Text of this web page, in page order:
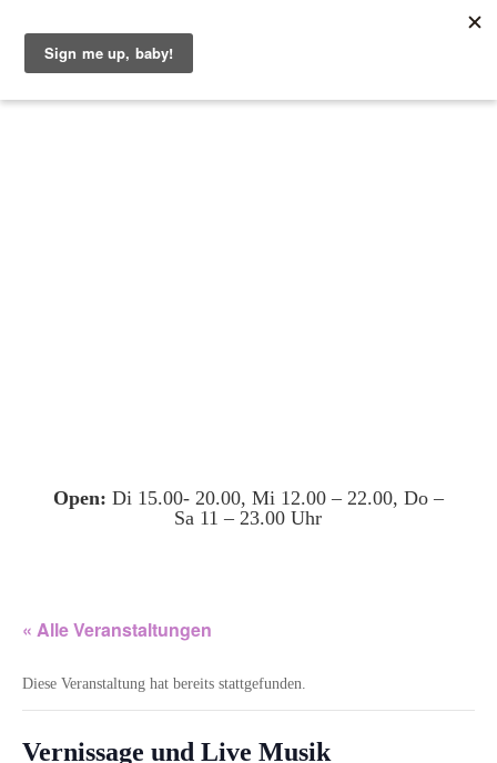
Open: Di 15.00- 20.00, Mi 12.00 – 22.00, Do –
Sa 11 – 23.00 Uhr
« Alle Veranstaltungen
Diese Veranstaltung hat bereits stattgefunden.
Vernissage und Live Musik